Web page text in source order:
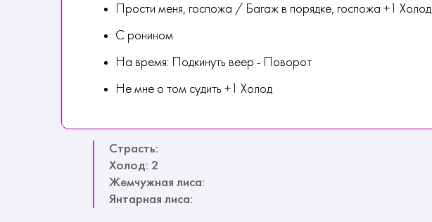
Прости меня, госпожа / Багаж в порядке, госпожа +1 Холод
С ронином
На время: Подкинуть веер - Поворот
Не мне о том судить +1 Холод
Страсть:
Холод: 2
Жемчужная лиса:
Янтарная лиса: